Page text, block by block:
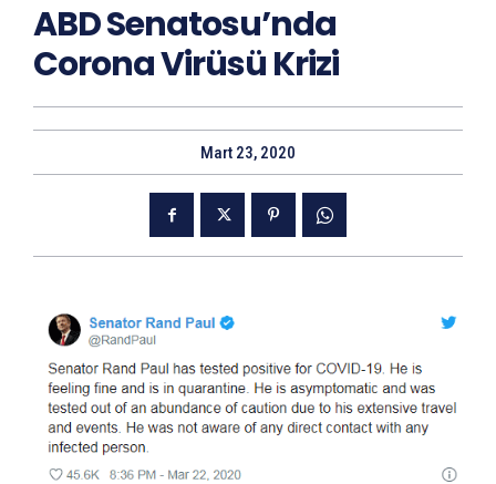
ABD Senatosu’nda
Corona Virüsü Krizi
Mart 23, 2020